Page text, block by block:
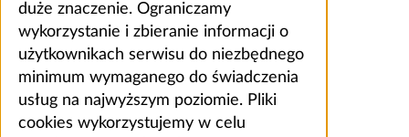
duże znaczenie. Ograniczamy
wykorzystanie i zbieranie informacji o
użytkownikach serwisu do niezbędnego
minimum wymaganego do świadczenia
usług na najwyższym poziomie. Pliki
cookies wykorzystujemy w celu